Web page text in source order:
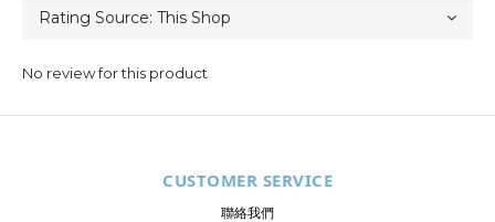
No review for this product
CUSTOMER SERVICE
聯絡我們